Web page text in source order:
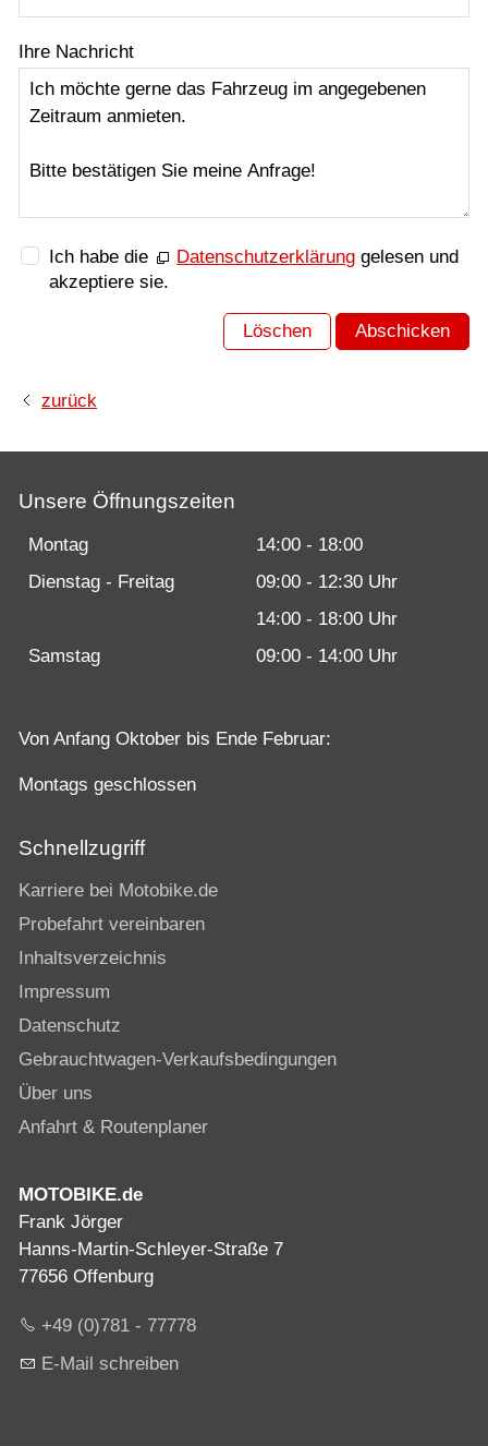
Ihre Nachricht
Ich habe die Datenschutzerklärung gelesen und
akzeptiere sie.
Löschen Abschicken
zurück
Unsere Öffnungszeiten
Montag
14:00 - 18:00
Dienstag - Freitag
09:00 - 12:30 Uhr
14:00 - 18:00 Uhr
Samstag
09:00 - 14:00 Uhr
Von Anfang Oktober bis Ende Februar:
Montags geschlossen
Schnellzugriff
Karriere bei Motobike.de
Probefahrt vereinbaren
Inhaltsverzeichnis
Impressum
Datenschutz
Gebrauchtwagen-Verkaufsbedingungen
Über uns
Anfahrt & Routenplaner
MOTOBIKE.de
Frank Jörger
Hanns-Martin-Schleyer-Straße 7
77656 Offenburg
+49 (0)781 - 77778
E-Mail schreiben